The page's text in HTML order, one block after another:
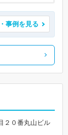
事例を見る
２０番丸山ビル